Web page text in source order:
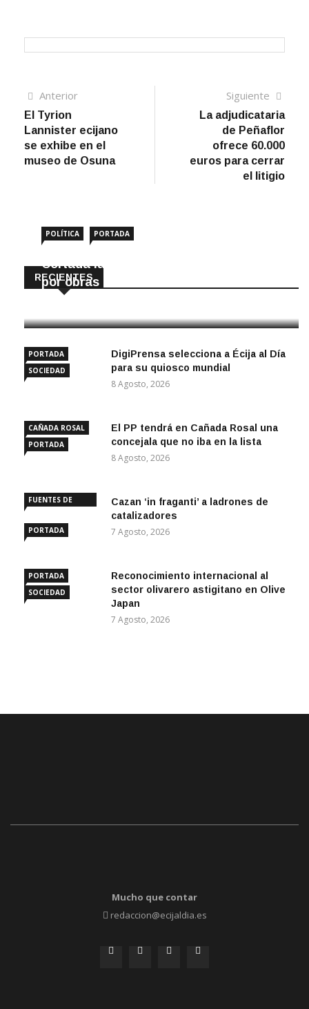
Navegación
de
entradas
AnteriorArtículo
El Tyrion
Lannister ecijano
se exhibe en el
museo de Osuna
Siguiente
La adjudicataria
de Peñaflor
ofrece 60.000
euros para cerrar
el litigio
RECIENTES
POLÍTICA PORTADA
Cortada la SE-9105 hacia La Montiela
por obras hasta final de año
PORTADA
SOCIEDAD
DigiPrensa selecciona a Écija al Día
para su quiosco mundial
8 Agosto, 2026
CAÑADA ROSAL
PORTADA
El PP tendrá en Cañada Rosal una
concejala que no iba en la lista
8 Agosto, 2026
FUENTES DE
PORTADA
Cazan ‘in fraganti’ a ladrones de
catalizadores
7 Agosto, 2026
PORTADA
SOCIEDAD
Reconocimiento internacional al
sector olivarero astigitano en Olive
Japan
7 Agosto, 2026
Mucho que contar
redaccion@ecijaldia.es